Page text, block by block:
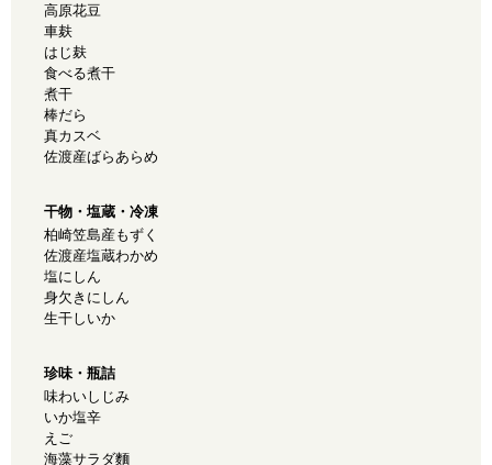
高原花豆
車麸
はじ麸
食べる煮干
煮干
棒だら
真カスベ
佐渡産ばらあらめ
干物・塩蔵・冷凍
柏崎笠島産もずく
佐渡産塩蔵わかめ
塩にしん
身欠きにしん
生干しいか
珍味・瓶詰
味わいしじみ
いか塩辛
えご
海藻サラダ麵